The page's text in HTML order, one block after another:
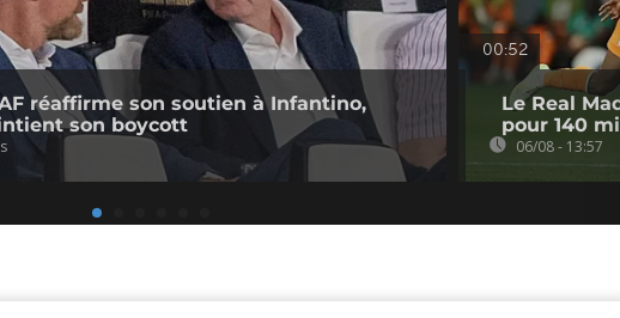
réaffirme son soutien à Infantino,
son boycott
00:52
Le Real
pour 140
06/08 - 13:57